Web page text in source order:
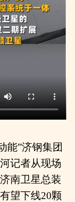
能”济钢集团
记者从现场
南卫星总装
望下线20颗